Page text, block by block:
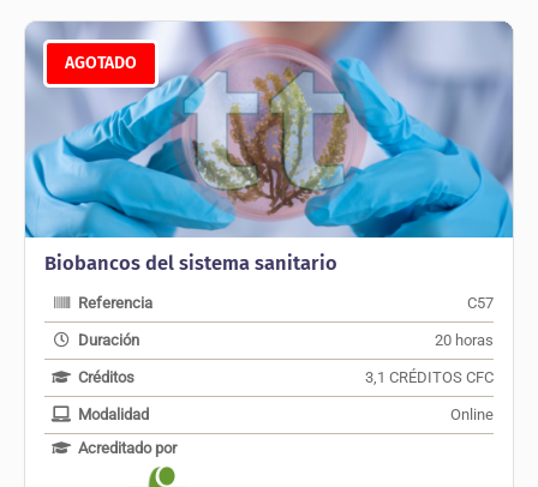
AGOTADO
Biobancos del sistema sanitario
Referencia C57
Duración 20 horas
Créditos 3,1 CRÉDITOS CFC
Modalidad
Online
Acreditado por